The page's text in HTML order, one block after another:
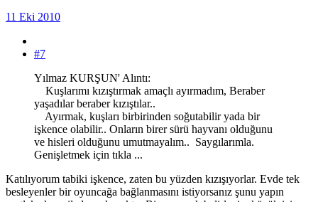
11 Eki 2010
#7
Yılmaz KURŞUN' Alıntı:
Kuşlarımı kızıştırmak amaçlı ayırmadım, Beraber
yaşadılar beraber kızıştılar..
Ayırmak, kuşları birbirinden soğutabilir yada bir
işkence olabilir.. Onların birer sürü hayvanı olduğunu
ve hisleri olduğunu umutmayalım.. Saygılarımla.
Genişletmek için tıkla ...
Katılıyorum tabiki işkence, zaten bu yüzden kızışıyorlar. Evde tek
besleyenler bir oyuncağa bağlanmasını istiyorsanız şunu yapın